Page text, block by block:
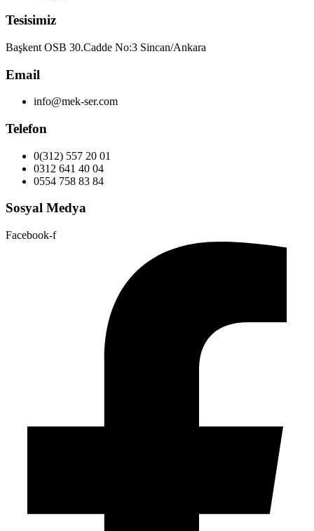
Tesisimiz
Başkent OSB 30.Cadde No:3 Sincan/Ankara
Email
info@mek-ser.com
Telefon
0(312) 557 20 01
0312 641 40 04
0554 758 83 84
Sosyal Medya
Facebook-f